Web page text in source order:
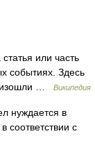
или часть
событиях. Здесь
…
Википедия
нуждается в
соответствии с